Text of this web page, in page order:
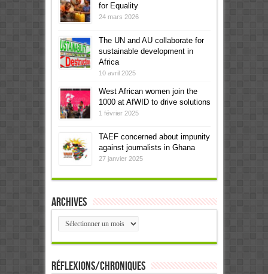
for Equality
24 mars 2026
The UN and AU collaborate for
sustainable development in
Africa
10 avril 2025
West African women join the
1000 at AfWID to drive solutions
1 février 2025
TAEF concerned about impunity
against journalists in Ghana
27 janvier 2025
Archives
Archives
Réflexions/Chroniques